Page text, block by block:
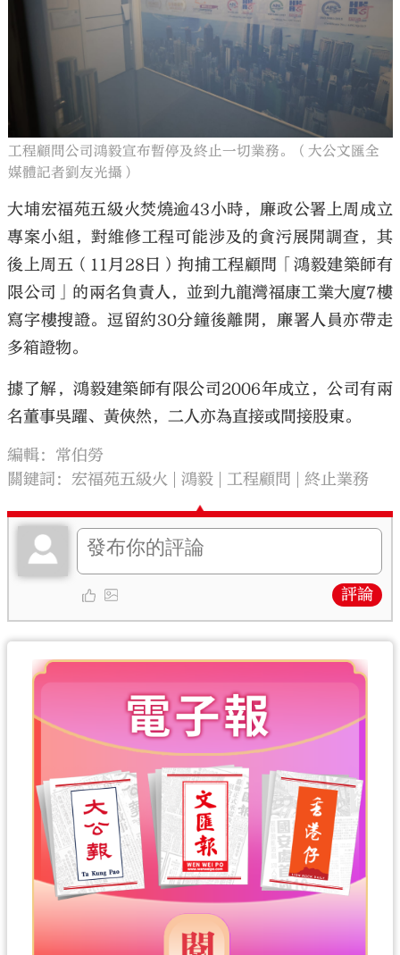
工程顧問公司鴻毅宣布暫停及終止一切業務。（大公文匯全
媒體記者劉友光攝）
大埔宏福苑五級火焚燒逾43小時，廉政公署上周成立
專案小組，對維修工程可能涉及的貪污展開調查，其
後上周五（11月28日）拘捕工程顧問「鴻毅建築師有
限公司」的兩名負責人，並到九龍灣福康工業大廈7樓
寫字樓搜證。逗留約30分鐘後離開，廉署人員亦帶走
多箱證物。
據了解，鴻毅建築師有限公司2006年成立，公司有兩
名董事吳躍、黃俠然，二人亦為直接或間接股東。
編輯：常伯勞
關鍵詞： 宏福苑五級火 鴻毅 工程顧問 終止業務
評論